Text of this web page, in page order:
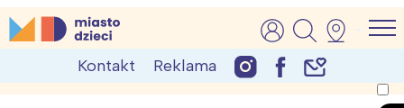
Skip
to
MiastoDzieci.pl
atrakcje dla dzieci, wydarzenia, imprezy rodzinne
Kontakt Reklama